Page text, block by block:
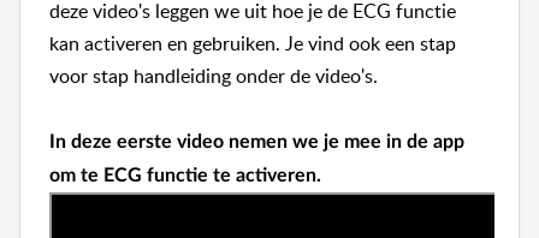
deze video's leggen we uit hoe je de ECG functie
kan activeren en gebruiken. Je vind ook een stap
voor stap handleiding onder de video's.
In deze eerste video nemen we je mee in de app
om te ECG functie te activeren.